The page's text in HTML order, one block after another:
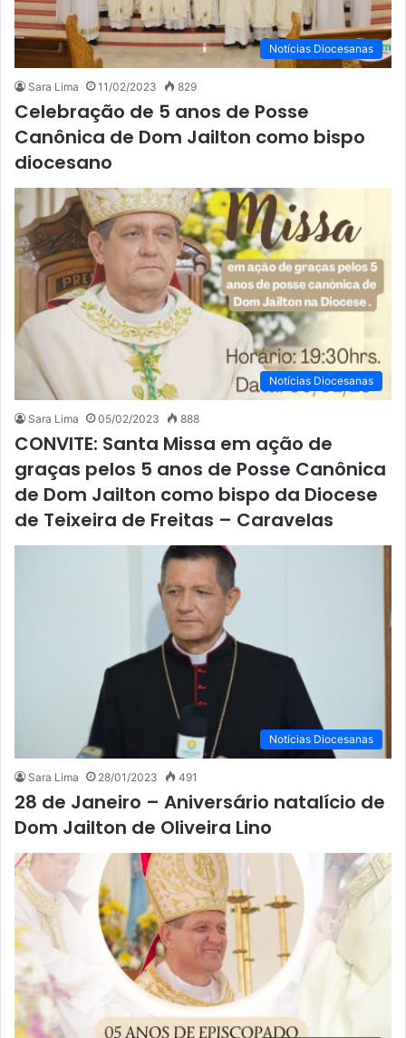
Notícias Diocesanas
Sara Lima 11/02/2023 829
Celebração de 5 anos de Posse
Canônica de Dom Jailton como bispo
diocesano
Notícias Diocesanas
Sara Lima 05/02/2023 888
CONVITE: Santa Missa em ação de
graças pelos 5 anos de Posse Canônica
de Dom Jailton como bispo da Diocese
de Teixeira de Freitas – Caravelas
Notícias Diocesanas
Sara Lima 28/01/2023 491
28 de Janeiro – Aniversário natalício de
Dom Jailton de Oliveira Lino